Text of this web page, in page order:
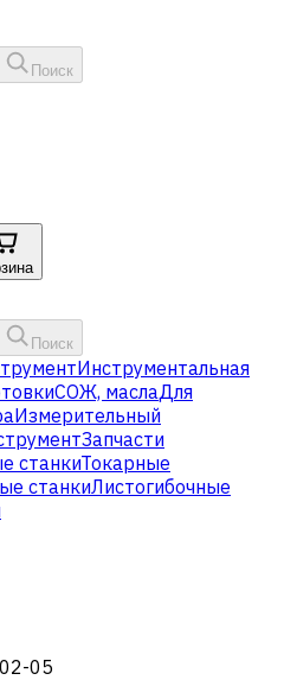
Поиск
Поиск
Инструментальная
СОЖ, маслаДля
Измерительный
Запчасти
станкиТокарные
станкиЛистогибочные
05